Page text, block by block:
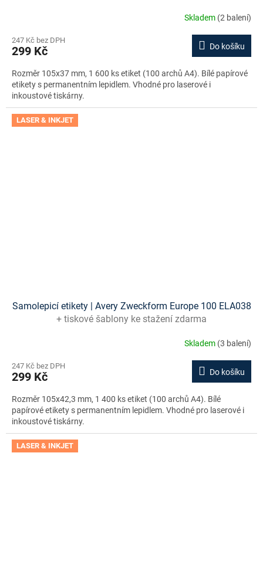
Skladem (2 balení)
247 Kč bez DPH
299 Kč Do košíku
Rozměr 105x37 mm, 1 600 ks etiket (100 archů A4). Bílé papírové
etikety s permanentním lepidlem. Vhodné pro laserové i
inkoustové tiskárny.
LASER & INKJET
Samolepicí etikety | Avery Zweckform Europe 100 ELA038
+ tiskové šablony ke stažení zdarma
Skladem (3 balení)
247 Kč bez DPH
299 Kč Do košíku
Rozměr 105x42,3 mm, 1 400 ks etiket (100 archů A4). Bílé
papírové etikety s permanentním lepidlem. Vhodné pro laserové i
inkoustové tiskárny.
LASER & INKJET